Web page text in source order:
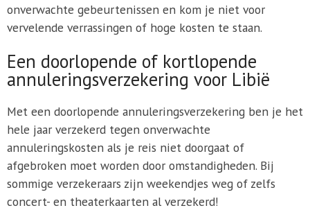
onverwachte gebeurtenissen en kom je niet voor
vervelende verrassingen of hoge kosten te staan.
Een doorlopende of kortlopende
annuleringsverzekering voor Libië
Met een doorlopende annuleringsverzekering ben je het
hele jaar verzekerd tegen onverwachte
annuleringskosten als je reis niet doorgaat of
afgebroken moet worden door omstandigheden. Bij
sommige verzekeraars zijn weekendjes weg of zelfs
concert- en theaterkaarten al verzekerd!